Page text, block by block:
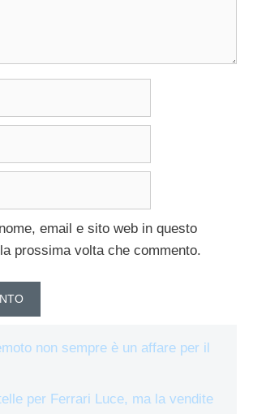
email e sito web in questo
prossima volta che commento.
non sempre è un affare per il
per Ferrari Luce, ma la vendite